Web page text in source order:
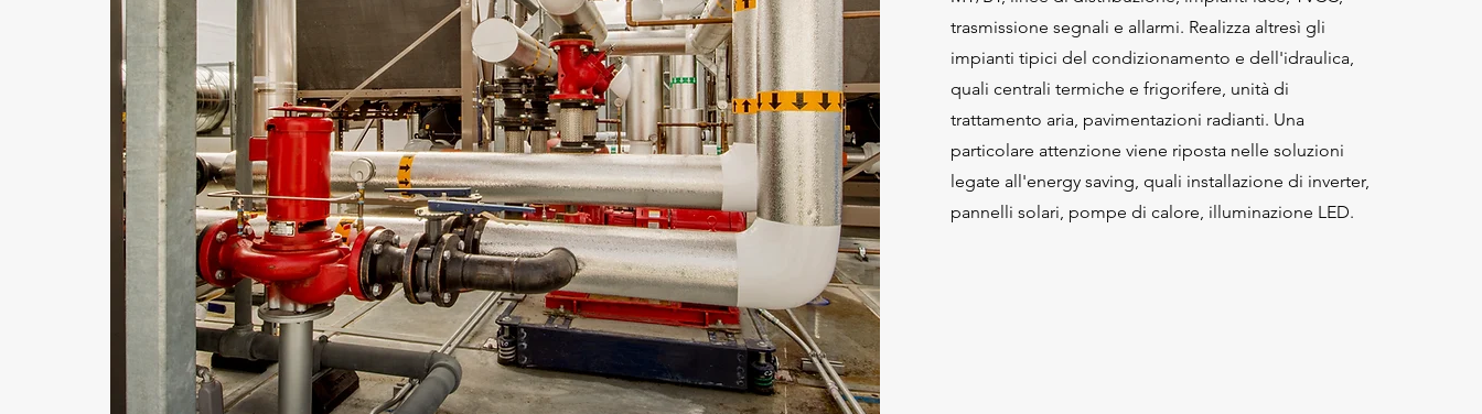
trasmissione segnali e allarmi. Realizza altresì gli
impianti tipici del condizionamento e dell'idraulica,
quali centrali termiche e frigorifere, unità di
trattamento aria, pavimentazioni radianti. Una
particolare attenzione viene riposta nelle soluzioni
legate all'energy saving, quali installazione di inverter,
pannelli solari, pompe di calore, illuminazione LED.